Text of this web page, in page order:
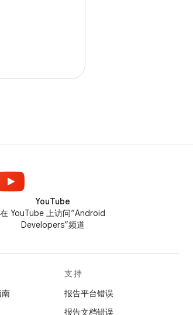
YouTube
在 YouTube 上访问“Android
Developers”频道
支持
报告平台错误
报告文档错误